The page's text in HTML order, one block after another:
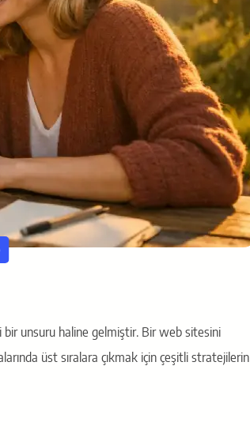
bir unsuru haline gelmiştir. Bir web sitesini
üst sıralara çıkmak için çeşitli stratejilerin